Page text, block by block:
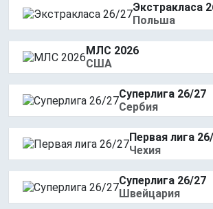
Экстракласа
Польша
МЛС 2026
США
Суперлига 26/27
Сербия
Первая лига
Чехия
Суперлига 26/27
Швейцария